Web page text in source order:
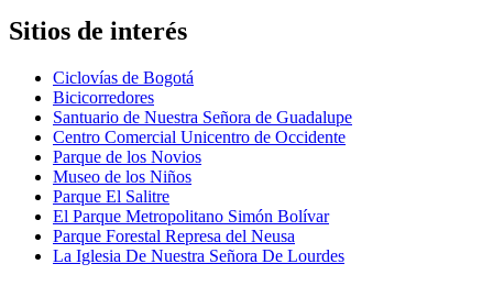
Sitios de interés
Ciclovías de Bogotá
Bicicorredores
Santuario de Nuestra Señora de Guadalupe
Centro Comercial Unicentro de Occidente
Parque de los Novios
Museo de los Niños
Parque El Salitre
El Parque Metropolitano Simón Bolívar
Parque Forestal Represa del Neusa
La Iglesia De Nuestra Señora De Lourdes